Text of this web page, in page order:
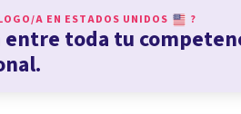
A EN ESTADOS UNIDOS ?
entre toda tu